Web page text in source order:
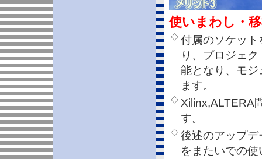
使いまわし・
◇ 付属のソケッ
り、プロジェ
能となり、モ
ます。
◇ Xilinx,ALTERA
す。
◇ 後述のアップ
をまたいでの